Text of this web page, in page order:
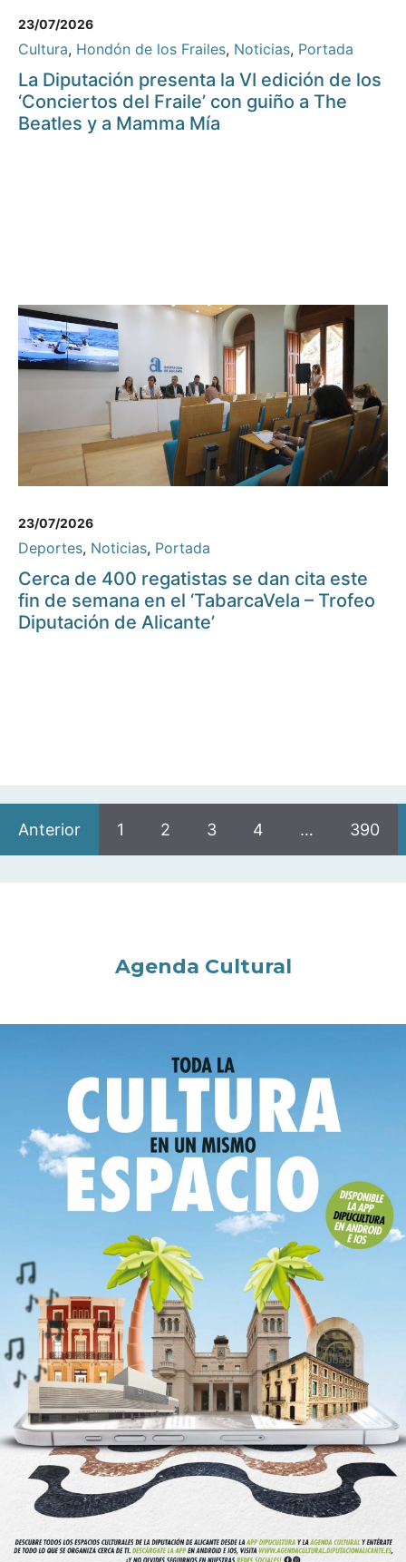
23/07/2026
Cultura, Hondón de los Frailes, Noticias, Portada
La Diputación presenta la VI edición de los
‘Conciertos del Fraile’ con guiño a The
Beatles y a Mamma Mía
23/07/2026
Deportes, Noticias, Portada
Cerca de 400 regatistas se dan cita este
fin de semana en el ‘TabarcaVela – Trofeo
Diputación de Alicante’
Anterior 1 2 3 4 … 390
Agenda Cultural